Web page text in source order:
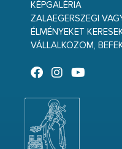
KÉPGALÉRIA
ZALAEGERSZEGI
ÉLMÉNYEKET
VÁLLALKOZOM,